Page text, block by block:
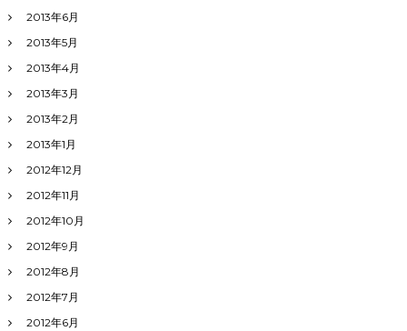
2013年6月
2013年5月
2013年4月
2013年3月
2013年2月
2013年1月
2012年12月
2012年11月
2012年10月
2012年9月
2012年8月
2012年7月
2012年6月